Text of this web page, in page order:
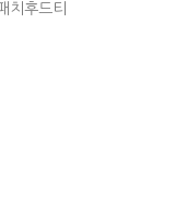
치후드티